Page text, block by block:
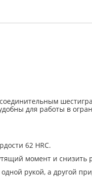
для работы в
62 HRC.
момент и снизить
рукой, а другой